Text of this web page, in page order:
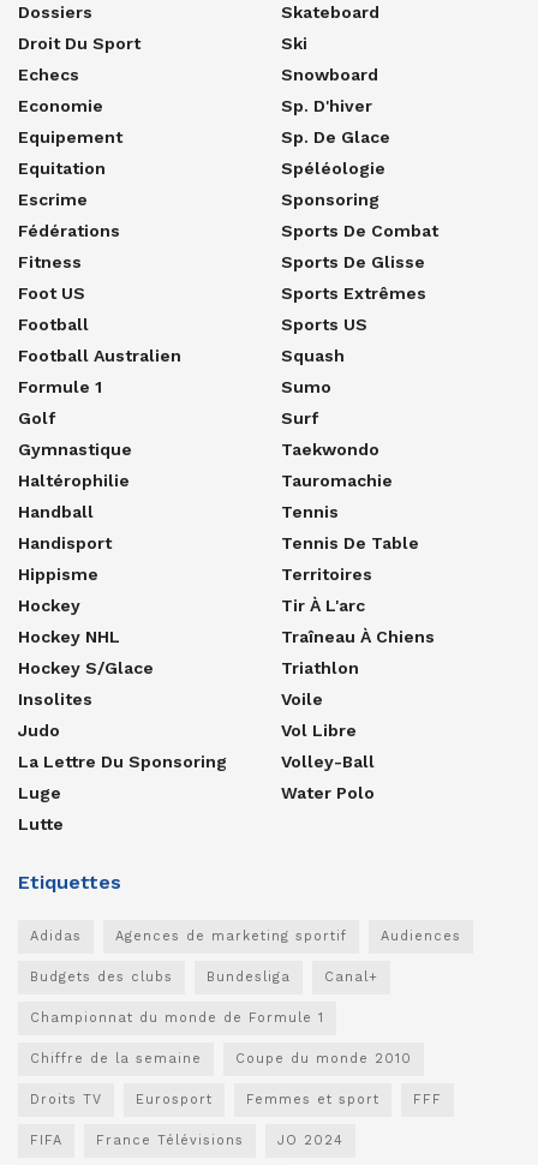
Dossiers
Droit Du Sport
Echecs
Economie
Equipement
Equitation
Escrime
Fédérations
Fitness
Foot US
Football
Football Australien
Formule 1
Golf
Gymnastique
Haltérophilie
Handball
Handisport
Hippisme
Hockey
Hockey NHL
Hockey S/glace
Insolites
Judo
La Lettre Du Sponsoring
Luge
Lutte
Skateboard
Ski
Snowboard
Sp. D'hiver
Sp. De Glace
Spéléologie
Sponsoring
Sports De Combat
Sports De Glisse
Sports Extrêmes
Sports US
Squash
Sumo
Surf
Taekwondo
Tauromachie
Tennis
Tennis De Table
Territoires
Tir À L'arc
Traîneau À Chiens
Triathlon
Voile
Vol Libre
Volley-Ball
Water Polo
Etiquettes
Adidas Agences de marketing sportif Audiences
Budgets des clubs Bundesliga Canal+
Championnat du monde de Formule 1
Chiffre de la semaine Coupe du monde 2010
Droits TV Eurosport Femmes et sport FFF
FIFA France Télévisions JO 2024